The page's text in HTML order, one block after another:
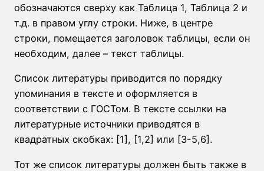
обозначаются сверху как Таблица 1, Таблица 2 и
т.д. в правом углу строки. Ниже, в центре
строки, помещается заголовок таблицы, если он
необходим, далее – текст таблицы.
Список литературы приводится по порядку
упоминания в тексте и оформляется в
соответствии с ГОСТом. В тексте ссылки на
литературные источники приводятся в
квадратных скобках: [1], [1,2] или [3-5,6].
Тот же список литературы должен быть также в